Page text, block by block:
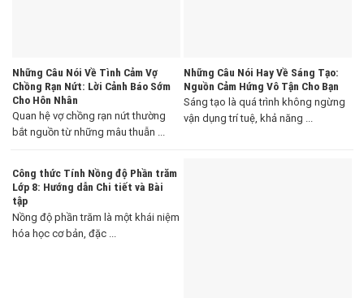
Những Câu Nói Về Tình Cảm Vợ
Chồng Rạn Nứt: Lời Cảnh Báo Sớm
Cho Hôn Nhân
Quan hệ vợ chồng rạn nứt thường
bắt nguồn từ những mâu thuẫn ...
Những Câu Nói Hay Về Sáng Tạo:
Nguồn Cảm Hứng Vô Tận Cho Bạn
Sáng tạo là quá trình không ngừng
vận dụng trí tuệ, khả năng ...
Công thức Tính Nồng độ Phần trăm
Lớp 8: Hướng dẫn Chi tiết và Bài
tập
Nồng độ phần trăm là một khái niệm
hóa học cơ bản, đặc ...